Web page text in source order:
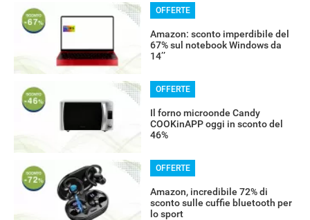
OFFERTE
Amazon: sconto imperdibile del
67% sul notebook Windows da
14’’
OFFERTE
Il forno microonde Candy
COOKinAPP oggi in sconto del
46%
OFFERTE
Amazon, incredibile 72% di
sconto sulle cuffie bluetooth per
lo sport